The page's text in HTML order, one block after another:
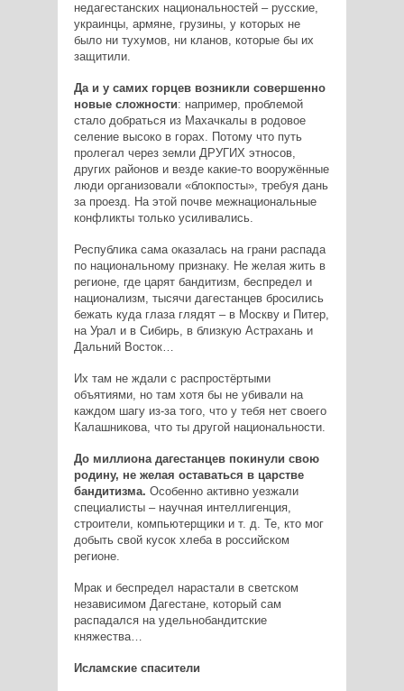
недагестанских национальностей – русские,
украинцы, армяне, грузины, у которых не
было ни тухумов, ни кланов, которые бы их
защитили.
Да и у самих горцев возникли совершенно
новые сложности: например, проблемой
стало добраться из Махачкалы в родовое
селение высоко в горах. Потому что путь
пролегал через земли ДРУГИХ этносов,
других районов и везде какие­-то вооружённые
люди организовали «блок­посты», требуя дань
за проезд. На этой почве межнациональные
конфликты только усиливались.
Республика сама оказалась на грани распада
по национальному признаку. Не желая жить в
регионе, где царят бандитизм, беспредел и
национализм, тысячи дагестанцев бросились
бежать куда глаза глядят – в Москву и Питер,
на Урал и в Сибирь, в близкую Астрахань и
Дальний Восток…
Их там не ждали с распростёртыми
объятиями, но там хотя бы не убивали на
каждом шагу из-­за того, что у тебя нет своего
Калашникова, что ты другой национальности.
До миллиона дагестанцев покинули свою
родину, не желая оставаться в царстве
бандитизма. Особенно активно уезжали
специалисты – научная интеллигенция,
строители, компьютерщики и т. д. Те, кто мог
добыть свой кусок хлеба в российском
регионе.
Мрак и беспредел нарастали в светском
независимом Дагестане, который сам
распадался на удельно­бандитские
княжества…
Исламские спасители